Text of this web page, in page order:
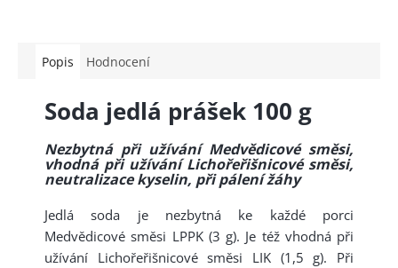
Popis Hodnocení
Soda jedlá prášek 100 g
Nezbytná při užívání Medvědicové směsi,
vhodná při užívání Lichořeřišnicové směsi,
neutralizace kyselin, při pálení žáhy
Jedlá soda je nezbytná ke každé porci
Medvědicové směsi LPPK (3 g). Je též vhodná při
užívání Lichořeřišnicové směsi LIK (1,5 g). Při